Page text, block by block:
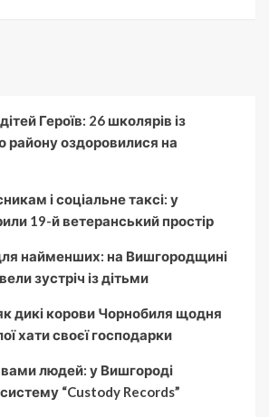
Героїв: 26 школярів із
району оздоровилися на
і соціальне таксі: у
19-й ветеранський простір
найменших: на Вишгородщині
зустріч із дітьми
дикі корови Чорнобиля щодня
хати своєї господарки
людей: у Вишгороді
“Custody Records”